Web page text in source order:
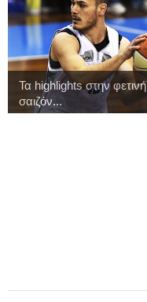
Τα highlights στην φετινή
σαιζόν...